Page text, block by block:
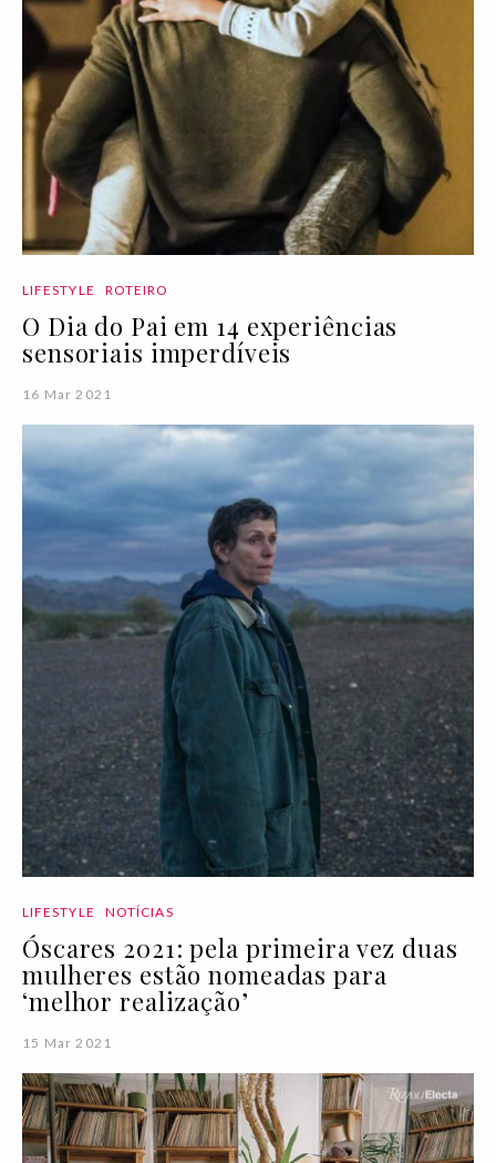
LIFESTYLE ROTEIRO
O Dia do Pai em 14 experiências
sensoriais imperdíveis
16 Mar 2021
LIFESTYLE NOTÍCIAS
Óscares 2021: pela primeira vez duas
mulheres estão nomeadas para
‘melhor realização’
15 Mar 2021